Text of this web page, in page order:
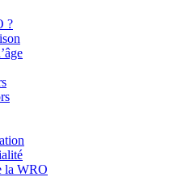
?
la WRO